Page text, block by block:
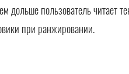
дольше пользователь
при ранжировании.